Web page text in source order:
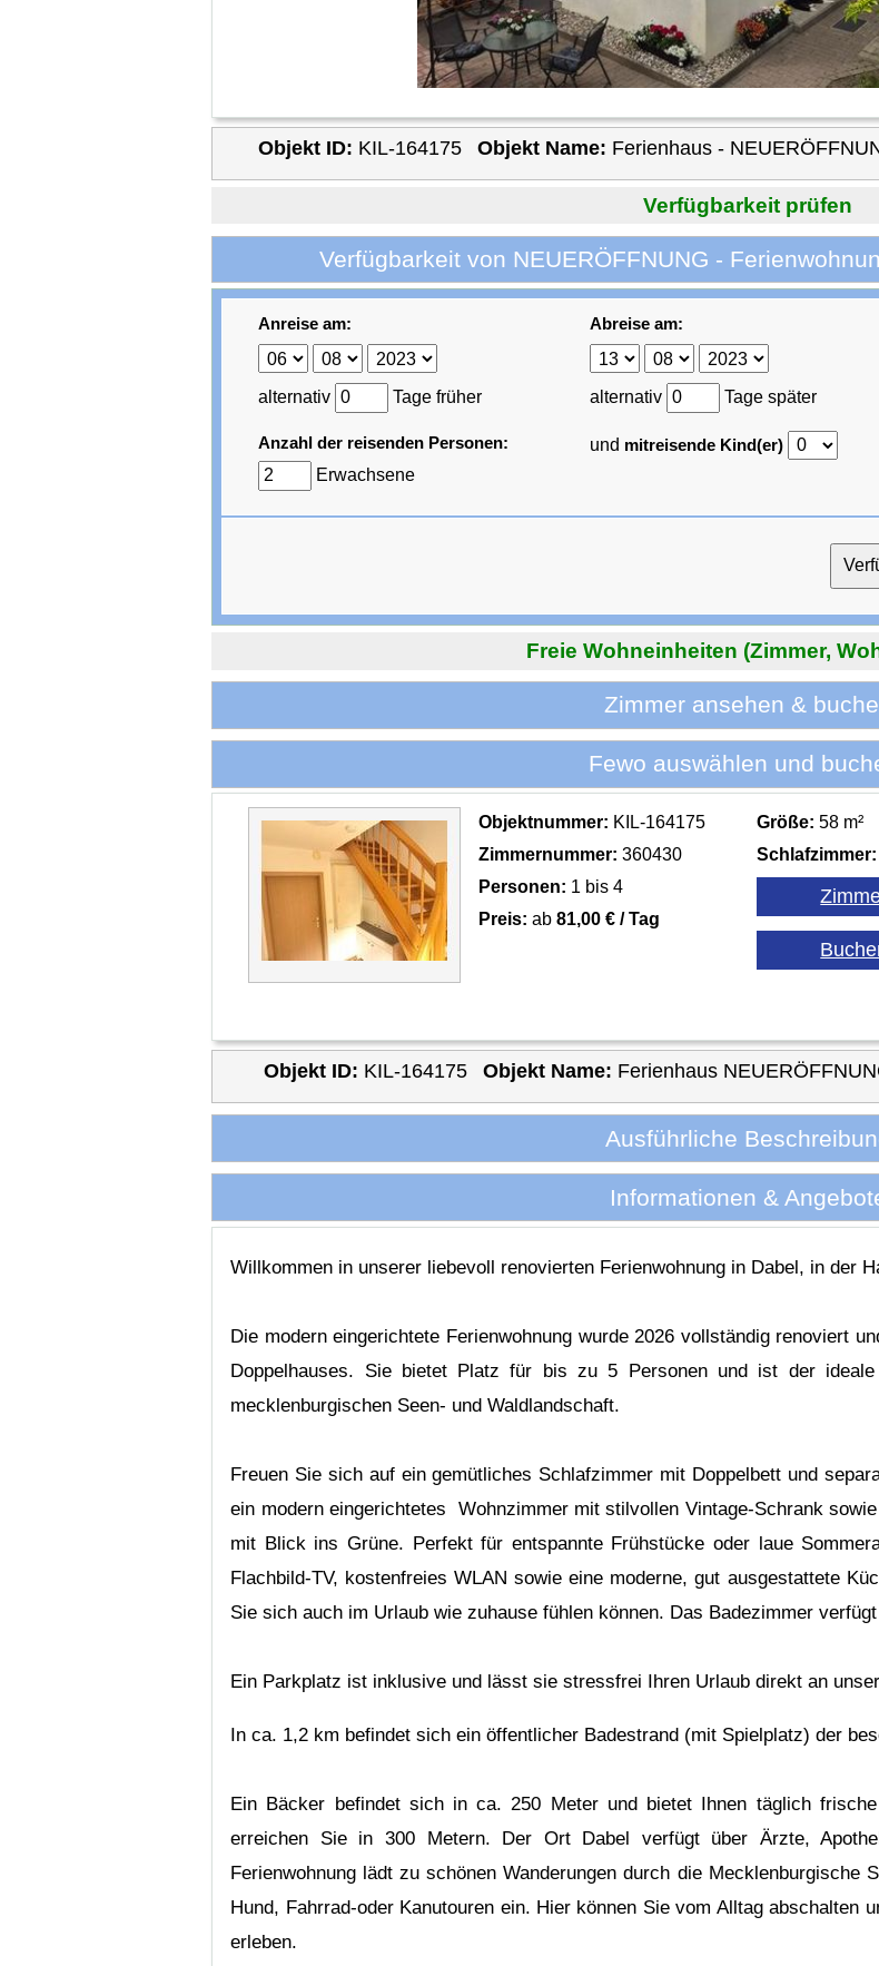
Objekt ID: KIL-164175 Objekt Name: Ferienhaus -
Verfügbarkeit prüfen
Verfügbarkeit von NEUERÖFFNUNG -
Anreise am:
alternativ Tage früher
Abreise am:
alternativ Tage später
Anzahl der reisenden Personen:
Erwachsene
und mitreisende Kind(er)
Freie Wohneinheiten (Zimmer,
Zimmer ansehen &
Fewo auswählen und
Objektnummer: KIL-164175
Zimmernummer: 360430
Personen: 1 bis 4
Preis: ab81,00 € / Tag
Größe: 58 m²
Schlafzimmer:
Objekt ID: KIL-164175 Objekt Name: Ferienhaus
Ausführliche
Informationen &
Willkommen in unserer liebevoll renovierten Ferienwohnung in Dabel, in der
Die modern eingerichtete Ferienwohnung wurde 2026 vollständig renoviert
Doppelhauses. Sie bietet Platz für bis zu 5 Personen und ist der
mecklenburgischen Seen- und Waldlandschaft.
Freuen Sie sich auf ein gemütliches Schlafzimmer mit Doppelbett und
ein modern eingerichtetes Wohnzimmer mit stilvollen Vintage-Schrank
mit Blick ins Grüne. Perfekt für entspannte Frühstücke oder laue
Flachbild-TV, kostenfreies WLAN sowie eine moderne, gut ausgestattete
Sie sich auch im Urlaub wie zuhause fühlen können. Das Badezimmer
Ein Parkplatz ist inklusive und lässt sie stressfrei Ihren Urlaub direkt an
In ca. 1,2 km befindet sich ein öffentlicher Badestrand (mit Spielplatz) der
Ein Bäcker befindet sich in ca. 250 Meter und bietet Ihnen täglich
erreichen Sie in 300 Metern. Der Ort Dabel verfügt über Ärzte,
Ferienwohnung lädt zu schönen Wanderungen durch die Mecklenburgische
Hund, Fahrrad-oder Kanutouren ein. Hier können Sie vom Alltag abschalten
erleben.